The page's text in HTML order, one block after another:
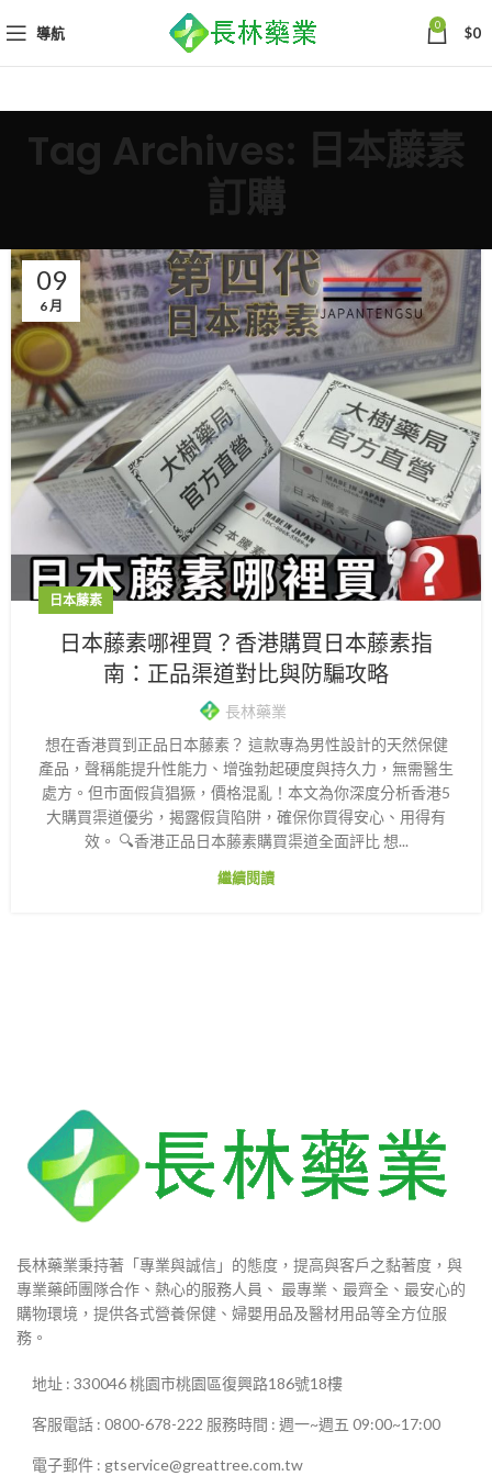
導航 0 $0
Tag Archives: 日本藤素
訂購
09
6 月
日本藤素
日本藤素哪裡買？香港購買日本藤素指
南：正品渠道對比與防騙攻略
長林藥業
想在香港買到正品日本藤素？ 這款專為男性設計的天然保健
產品，聲稱能提升性能力、增強勃起硬度與持久力，無需醫生
處方。但市面假貨猖獗，價格混亂！本文為你深度分析香港5
大購買渠道優劣，揭露假貨陷阱，確保你買得安心、用得有
效。 🔍香港正品日本藤素購買渠道全面評比 想...
繼續閱讀
長林藥業秉持著「專業與誠信」的態度，提高與客戶之黏著度，與
專業藥師團隊合作、熱心的服務人員、 最專業、最齊全、最安心的
購物環境，提供各式營養保健、婦嬰用品及醫材用品等全方位服
務。
地址 : 330046 桃園市桃園區復興路186號18樓
客服電話 : 0800-678-222 服務時間 : 週一~週五 09:00~17:00
電子郵件 : gtservice@greattree.com.tw